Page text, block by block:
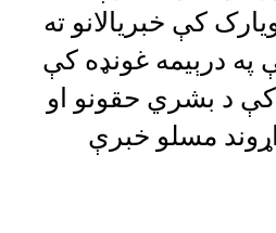
کې خبریالانو ته
درېیمه غونډه کې
کې د بشري حقونو او
مسلو خبرې